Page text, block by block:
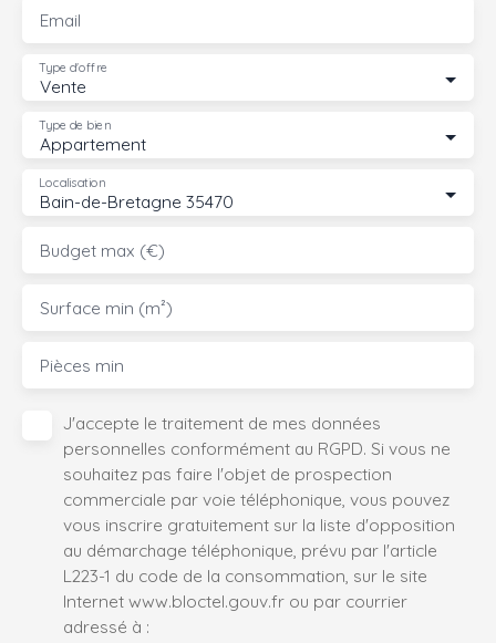
Email
Vente
Type d'offre
Appartement
Type de bien
Bain-de-Bretagne 35470
Localisation
Budget max (€)
Surface min (m²)
Pièces min
J'accepte le traitement de mes données
personnelles conformément au RGPD. Si vous ne
souhaitez pas faire l'objet de prospection
commerciale par voie téléphonique, vous pouvez
vous inscrire gratuitement sur la liste d'opposition
au démarchage téléphonique, prévu par l'article
L223-1 du code de la consommation, sur le site
Internet www.bloctel.gouv.fr ou par courrier
adressé à :